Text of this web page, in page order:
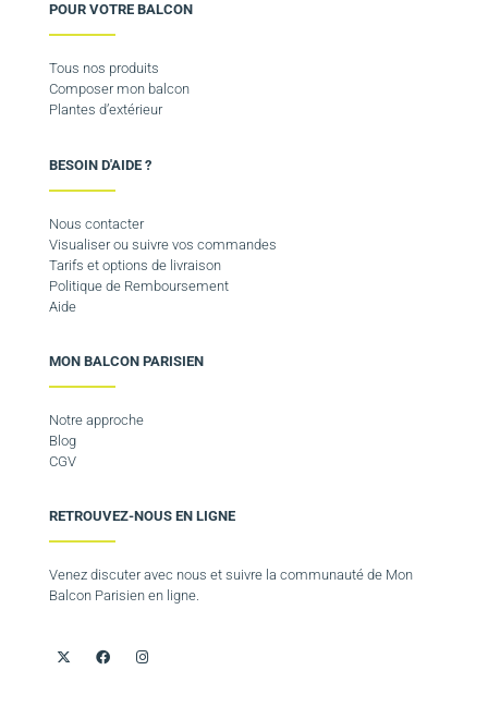
POUR VOTRE BALCON
Tous nos produits
Composer mon balcon
Plantes d’extérieur
BESOIN D'AIDE ?
Nous contacter
Visualiser ou suivre vos commandes
Tarifs et options de livraison
Politique de Remboursement
Aide
MON BALCON PARISIEN
Notre approche
Blog
CGV
RETROUVEZ-NOUS EN LIGNE
Venez discuter avec nous et suivre la communauté de Mon
Balcon Parisien en ligne.